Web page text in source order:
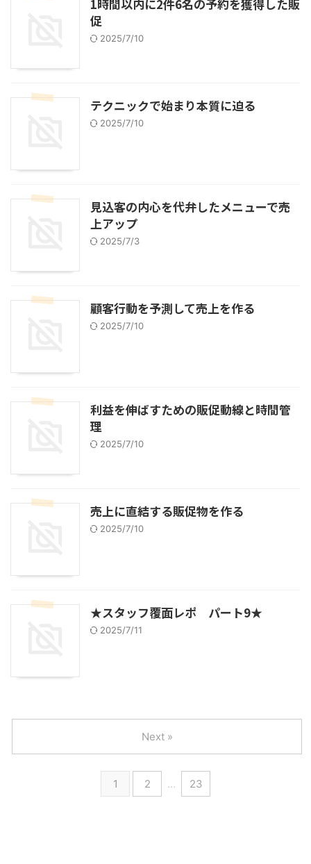
1時間以内に2件6名の予約を獲得した販
促
2025/7/10
テクニックで始まり本質に迫る
2025/7/10
見込客の内心を代弁したメニューで売
上アップ
2025/7/3
顧客行動を予測して売上を作る
2025/7/10
利益を伸ばすための販促動線と時間管
理
2025/7/10
売上に直結する販促物を作る
2025/7/10
★スタッフ覆面レポ パート9★
2025/7/11
1 2 … 23
Next »